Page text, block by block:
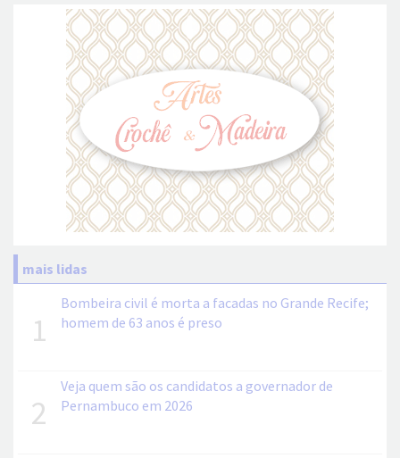
mais lidas
1
Bombeira civil é morta a facadas no Grande Recife;
homem de 63 anos é preso
2
Veja quem são os candidatos a governador de
Pernambuco em 2026